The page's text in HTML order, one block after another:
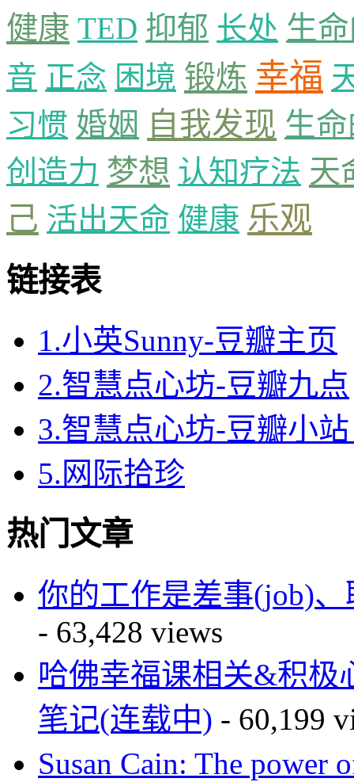
健康 TED 抑郁 长处 生
音 正念 困境 锻炼 幸福
习惯 婚姻 自我发现 生
创造力 梦想 认知疗法 天
己 活出天命 健康 乐观
链接表
1.小英Sunny-豆瓣主页
2.智慧点心坊-豆瓣九点
3.智慧点心坊-豆瓣小
5.网际拾珍
热门文章
你的工作是差事(job)、
- 63,428 views
哈佛幸福课相关&积极
笔记(连载中) - 60,199
Susan Cain: The